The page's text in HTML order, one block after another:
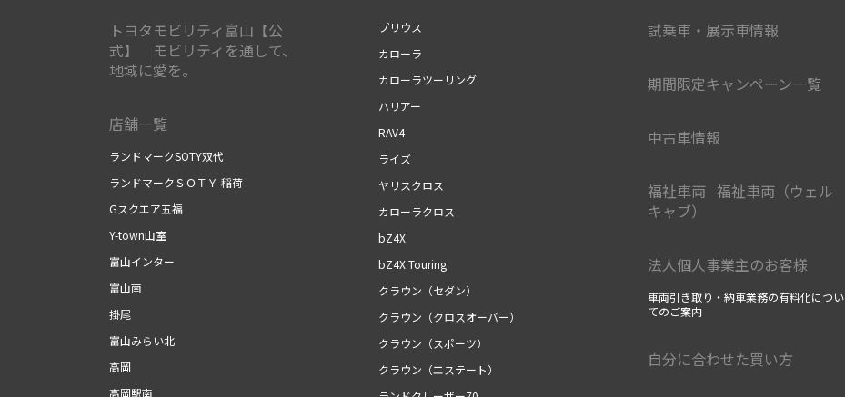
トヨタモビリティ富山【公
式】｜モビリティを通して、
地域に愛を。
店舗一覧
ランドマークSOTY双代
ランドマークＳＯＴＹ 稲荷
Gスクエア五福
Y-town山室
富山インター
富山南
掛尾
富山みらい北
高岡
高岡駅南
プリウス
カローラ
カローラツーリング
ハリアー
RAV4
ライズ
ヤリスクロス
カローラクロス
bZ4X
bZ4X Touring
クラウン（セダン）
クラウン（クロスオーバー）
クラウン（スポーツ）
クラウン（エステート）
試乗車・展示車情報
期間限定キャンペーン一覧
中古車情報
福祉車両 福祉車両（ウェル
キャブ）
法人個人事業主のお客様
車両引き取り・納車業務の有料化につい
てのご案内
自分に合わせた買い方